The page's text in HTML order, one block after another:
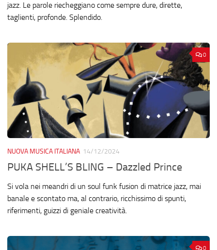
jazz. Le parole riecheggiano come sempre dure, dirette,
taglienti, profonde. Splendido.
0
NUOVA MUSICA ITALIANA 14/12/2024
PUKA SHELL’S BLING – Dazzled Prince
Si vola nei meandri di un soul funk fusion di matrice jazz, mai
banale e scontato ma, al contrario, ricchissimo di spunti,
riferimenti, guizzi di geniale creatività.
0